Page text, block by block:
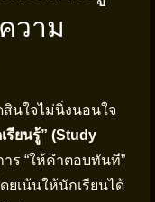
วาม
สินใจไม่นิ่งนอนใจ
รียนรู้” (Study
ร “ให้คำตอบทันที”
ยเน้นให้นักเรียนได้